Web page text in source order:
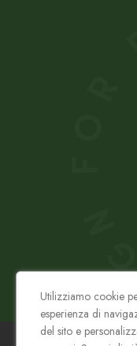
Utilizziamo cookie
esperienza di
del sito e